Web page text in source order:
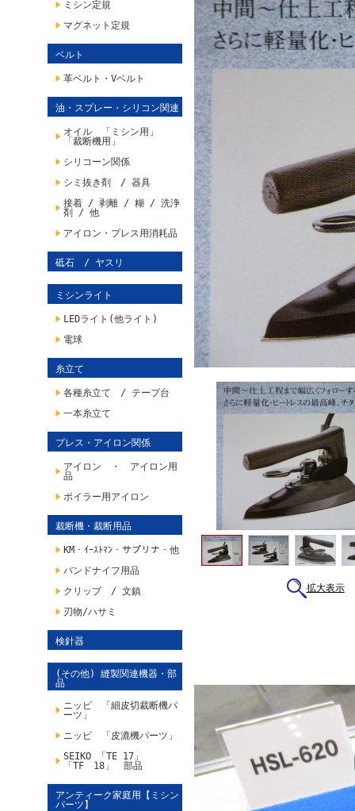
ミシン定規
マグネット定規
ベルト
革ベルト・Vベルト
油・スプレー・シリコン関連
オイル 「ミシン用」
「裁断機用」
シリコーン関係
シミ抜き剤 / 器具
接着 / 剥離 / 糊 / 洗浄
剤 / 他
アイロン・プレス用消耗品
砥石 / ヤスリ
ミシンライト
LEDライト(他ライト)
電球
糸立て
各種糸立て / テープ台
一本糸立て
プレス・アイロン関係
アイロン ・ アイロン用
品
ボイラー用アイロン
裁断機・裁断用品
KM・ｲｰｽﾄﾏﾝ・サプリナ・他
バンドナイフ用品
クリップ / 文鎮
刃物/ハサミ
検針器
(その他) 縫製関連機器・部
品
ニッピ 「細皮切裁断機パ
ーツ」
ニッピ 「皮漉機パーツ」
SEIKO 「TE 17」
「TF 18」 部品
アンティーク家庭用【ミシン
パーツ】
拡大表示